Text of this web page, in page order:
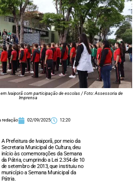
Ivaiporã com participação de escolas / Foto: Assessoria de
Imprensa
redação 02/09/2025 12:20
A Prefeitura de Ivaiporã, por meio da
Secretaria Municipal de Cultura, deu
início às comemorações da Semana
da Pátria, cumprindo a Lei 2.354 de 10
de setembro de 2013, que instituiu no
município a Semana Municipal da
Pátria.